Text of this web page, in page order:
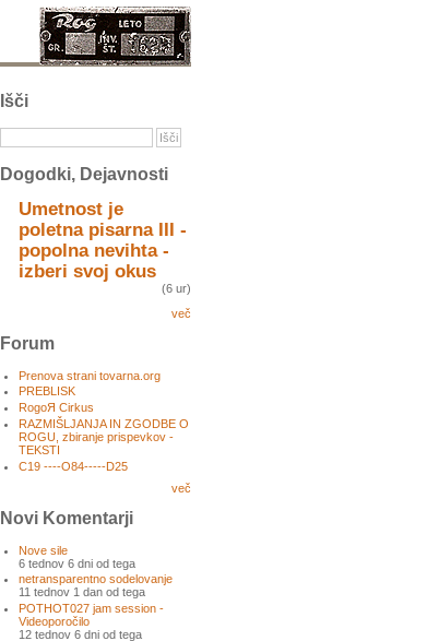
Išči
Dogodki, Dejavnosti
Umetnost je
poletna pisarna III -
popolna nevihta -
izberi svoj okus
(6 ur)
več
Forum
Prenova strani tovarna.org
PREBLISK
RogoЯ Cirkus
RAZMIŠLJANJA IN ZGODBE O
ROGU, zbiranje prispevkov -
TEKSTI
C19 ----O84-----D25
več
Novi Komentarji
Nove sile
6 tednov 6 dni od tega
netransparentno sodelovanje
11 tednov 1 dan od tega
POTHOT027 jam session -
Videoporočilo
12 tednov 6 dni od tega